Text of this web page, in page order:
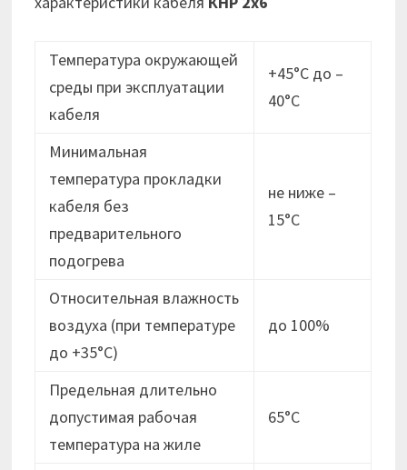
Температура окружающей
среды при эксплуатации
кабеля
+45°С до –
40°С
Минимальная
температура прокладки
кабеля без
предварительного
подогрева
не ниже –
15°C
Относительная влажность
воздуха (при температуре
до +35°С)
до 100%
Предельная длительно
допустимая рабочая
температура на жиле
65°С